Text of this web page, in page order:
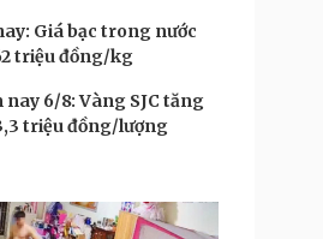
Giá bạc trong nước
triệu đồng/kg
6/8: Vàng SJC tăng
triệu đồng/lượng